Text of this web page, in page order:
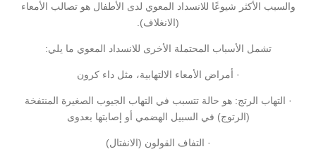
والسبب الأكثر شيوعًا للانسداد المعوي لدى الأطفال هو تصالب الأمعاء
(الانغلاف).
تشمل الأسباب المحتملة الأخرى للانسداد المعوي ما يلي:
· أمراض الأمعاء الالتهابية، مثل داء كرون
· التهاب الرتج: هو حالة تتسبب في التهاب الجيوب الصغيرة المنتفخة
(الرتوج) في السبيل الهضمي أو إصابتها بعدوى
· التفاف القولون (الانفتال)